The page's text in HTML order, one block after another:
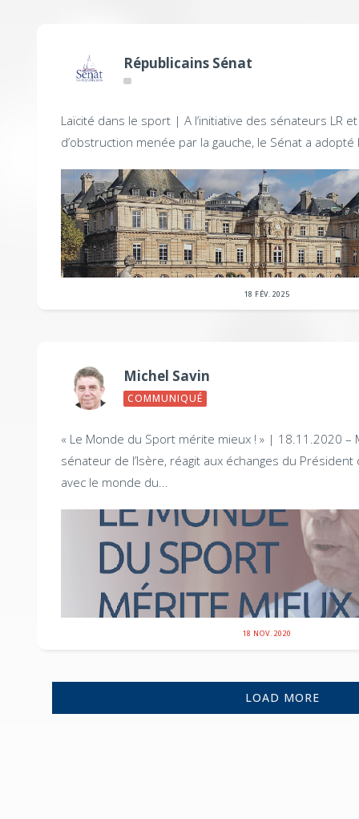
Républicains Sénat
Laïcité dans le sport | A l’initiative des sénateurs LR
d’obstruction menée par la gauche, le Sénat a adopté
18 FÉV. 2025
Michel Savin
COMMUNIQUÉ
« Le Monde du Sport mérite mieux ! » | 18.11.2020 –
sénateur de l’Isère, réagit aux échanges du Président
avec le monde du...
18 NOV. 2020
LOAD MORE